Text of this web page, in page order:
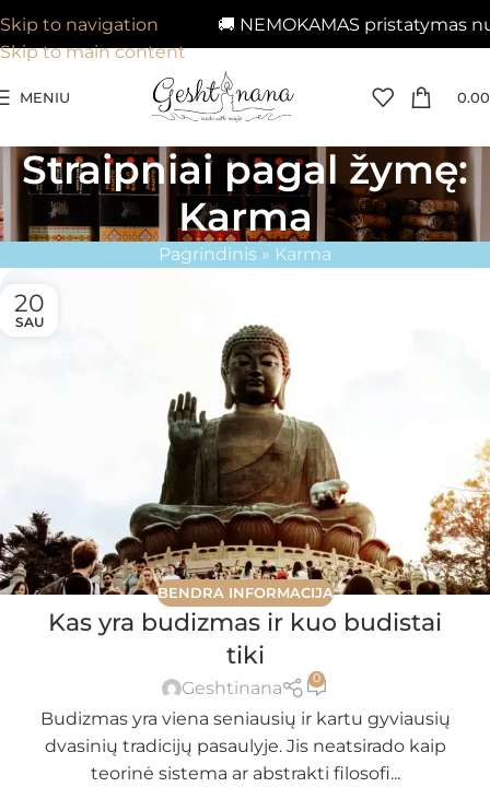
🚚 NEMOKAMAS pristatymas
Skip to navigation
Skip to main content
MENIU 0.00
Straipniai pagal žymę:
Karma
Pagrindinis » Karma
20
SAU
BENDRA INFORMACIJA
Kas yra budizmas ir kuo budistai
tiki
Geshtinana 0
Budizmas yra viena seniausių ir kartu gyviausių
dvasinių tradicijų pasaulyje. Jis neatsirado kaip
teorinė sistema ar abstrakti filosofi...